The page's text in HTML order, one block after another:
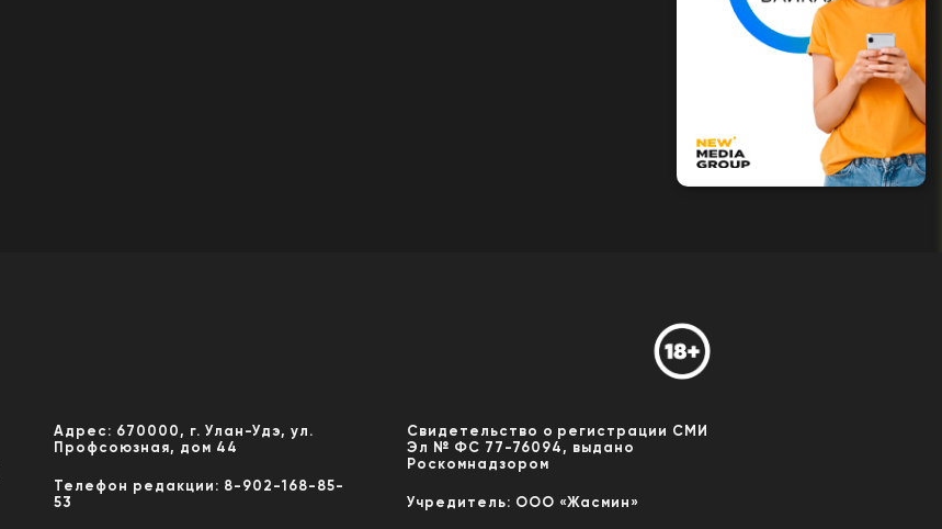
Адрес: 670000, г. Улан-Удэ, ул.
Профсоюзная, дом 44
Телефон редакции: 8-902-168-85-
53
Свидетельство о регистрации СМИ
Эл № ФС 77-76094, выдано
Роскомнадзором
Учредитель: ООО «Жасмин»